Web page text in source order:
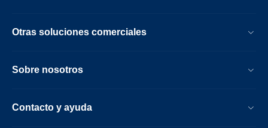
Otras soluciones comerciales
Sobre nosotros
Contacto y ayuda